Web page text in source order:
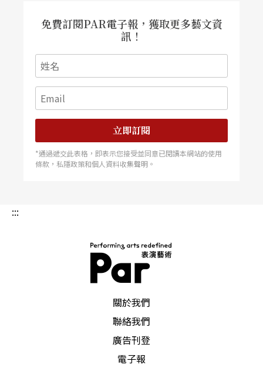
我聽了就一直笑，覺得好開心喔——甚至不用跟我
說她看過這齣戲，或者是喜歡，僅僅是用台詞來跟
我打招呼，就讓我開心了好久，比聽到謝幕時整座
劇場的掌聲，還要讓我來得開心。想到這裡，就覺
得自己真的是個很有福氣的人。我希望未來也能夠
這樣被記得就好，我能夠在大家的心中，留下一句
台詞的位置，就非常幸福了。
「小精靈」。大家因為一起合作很久的關係，默契
絕佳，有時我還沒有張口，其中一人就直接說：
「我們試著在一個音樂點上，同時做一個動作好不
好？」這種感覺實在是好棒喔。
特別是，排練是一個能容許錯誤的場域，我們有不
斷、不斷重來的機會，這種重來的過程，對我來說
免費訂閱PAR電子報，獲取更多藝文資
訊！
立即訂閱
*通過遞交此表格，即表示您接受並同意已閱讀本網站的使用
條款，私隱政策和個人資料收集聲明。
:::
關於我們
聯絡我們
廣告刊登
電子報